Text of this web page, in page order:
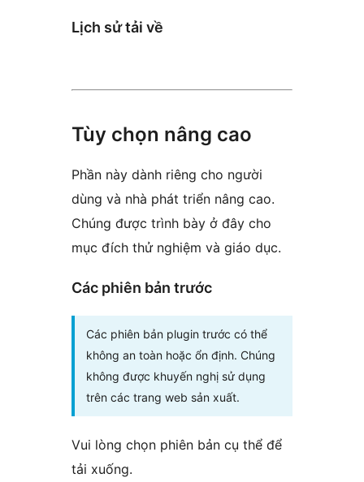
Lịch sử tải về
Tùy chọn nâng cao
Phần này dành riêng cho người
dùng và nhà phát triển nâng cao.
Chúng được trình bày ở đây cho
mục đích thử nghiệm và giáo dục.
Các phiên bản trước
Các phiên bản plugin trước có thể
không an toàn hoặc ổn định. Chúng
không được khuyến nghị sử dụng
trên các trang web sản xuất.
Vui lòng chọn phiên bản cụ thể để
tải xuống.